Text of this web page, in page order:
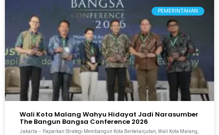
PEMERINTAHAN
Wali Kota Malang Wahyu Hidayat Jadi Narasumber
The Bangun Bangsa Conference 2026
Jakarta – Paparkan Strategi Membangun Kota Berkelanjutan, Wali Kota Malang,